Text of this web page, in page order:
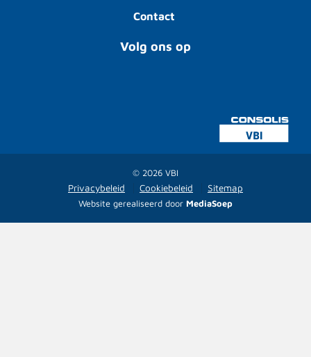
Contact
Volg ons op
© 2026 VBI
Privacybeleid Cookiebeleid Sitemap
Website gerealiseerd door MediaSoep